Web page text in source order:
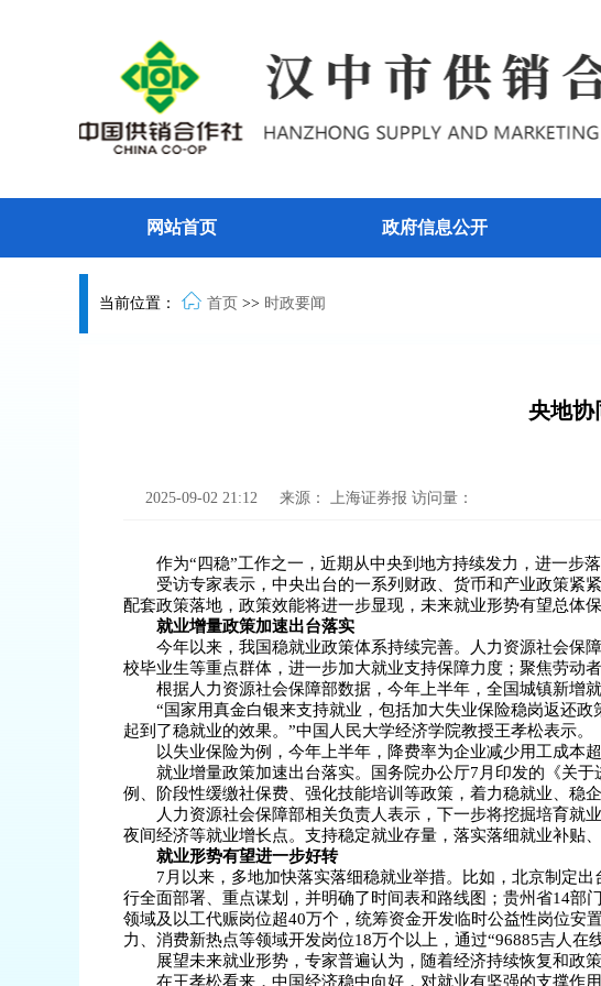
网站首页 政府信息公开
当前位置： 首页 >> 时政要闻
央地协
2025-09-02 21:12 来源： 上海证券报 访问量：
作为“四稳”工作之一，近期从中央到地方持续发力，进一步
受访专家表示，中央出台的一系列财政、货币和产业政策紧
配套政策落地，政策效能将进一步显现，未来就业形势有望总体保
就业增量政策加速出台落实
今年以来，我国稳就业政策体系持续完善。人力资源社会保
校毕业生等重点群体，进一步加大就业支持保障力度；聚焦劳动
根据人力资源社会保障部数据，今年上半年，全国城镇新增
“国家用真金白银来支持就业，包括加大失业保险稳岗返还
起到了稳就业的效果。”中国人民大学经济学院教授王孝松表示。
以失业保险为例，今年上半年，降费率为企业减少用工成本
就业增量政策加速出台落实。国务院办公厅7月印发的《关
例、阶段性缓缴社保费、强化技能培训等政策，着力稳就业、稳
人力资源社会保障部相关负责人表示，下一步将挖掘培育就
夜间经济等就业增长点。支持稳定就业存量，落实落细就业补贴
就业形势有望进一步好转
7月以来，多地加快落实落细稳就业举措。比如，北京制定
行全面部署、重点谋划，并明确了时间表和路线图；贵州省14部
领域及以工代赈岗位超40万个，统筹资金开发临时公益性岗位
力、消费新热点等领域开发岗位18万个以上，通过“96885吉人在
展望未来就业形势，专家普遍认为，随着经济持续恢复和政
在王孝松看来，中国经济稳中向好，对就业有坚强的支撑作